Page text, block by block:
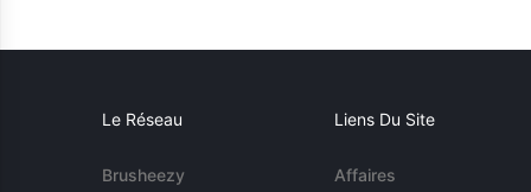
Le Réseau
Brusheezy
Liens Du Site
Affaires